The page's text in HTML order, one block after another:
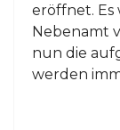
eröffnet. Es
Nebenamt
nun die
werden